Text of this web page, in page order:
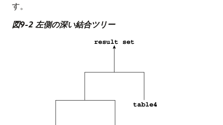
す。
図9-2 左側の深い結合ツリー